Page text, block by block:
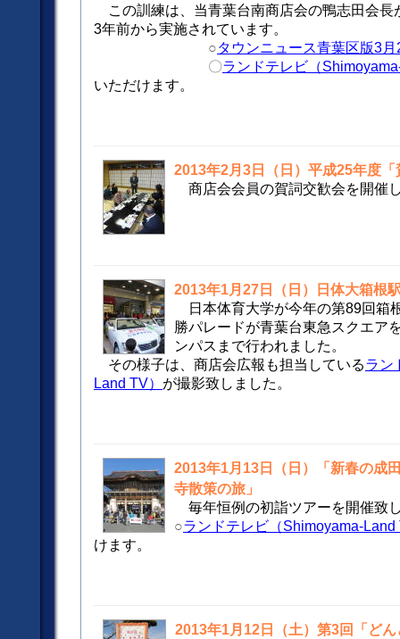
この訓練は、当青葉台南商店会の鴨志田会長
3年前から実施されています。
○タウンニュース青葉区版3月
〇ランドテレビ（
いただけます。
2013年2月3日（日）平成25年度「
商店会会員の賀詞交歓会を開催
2013年1月27日（日）日体大箱根
日本体育大学が今年の第89回箱
勝パレードが青葉台東急スクエア
ンパスまで行われました。
その様子は、商店会広報も担当しているラン
Land TV） が撮影致しました。
2013年1月13日（日）「新春の成
寺散策の旅」
毎年恒例の初詣ツアーを開催致
○ランドテレビ（Shimoyama-Land
けます。
2013年1月12日（土）第3回「どん